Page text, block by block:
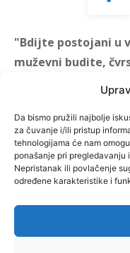
Da bismo pružili najbolje
za čuvanje i/ili pristup
tehnologijama će nam
ponašanje pri
Nepristanak ili povlačenje
određene karakteristike i
"Bdijte postojani u
muževni budite,
"Muževni budite" prvi je
hrvatski portal za
muškarce koji pokušava
reafirmirati u današnje
vrijeme itekako narušen
biblijski koncept
koji pokušavamo
više aspekata,